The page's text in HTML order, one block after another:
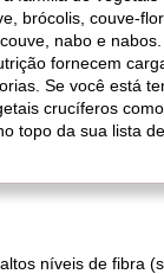
sopa de
brócolis, couve-
nabo e nabos.
fornecem
Se você está
crucíferos
topo da sua lista
níveis de fibra